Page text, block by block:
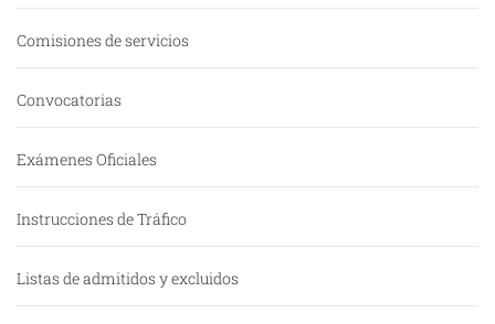
Comisiones de servicios
Convocatorias
Exámenes Oficiales
Instrucciones de Tráfico
Listas de admitidos y excluidos